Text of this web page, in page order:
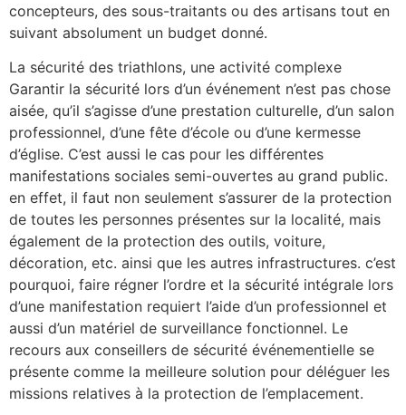
concepteurs, des sous-traitants ou des artisans tout en
suivant absolument un budget donné.
La sécurité des triathlons, une activité complexe
Garantir la sécurité lors d’un événement n’est pas chose
aisée, qu’il s’agisse d’une prestation culturelle, d’un salon
professionnel, d’une fête d’école ou d’une kermesse
d’église. C’est aussi le cas pour les différentes
manifestations sociales semi-ouvertes au grand public.
en effet, il faut non seulement s’assurer de la protection
de toutes les personnes présentes sur la localité, mais
également de la protection des outils, voiture,
décoration, etc. ainsi que les autres infrastructures. c’est
pourquoi, faire régner l’ordre et la sécurité intégrale lors
d’une manifestation requiert l’aide d’un professionnel et
aussi d’un matériel de surveillance fonctionnel. Le
recours aux conseillers de sécurité événementielle se
présente comme la meilleure solution pour déléguer les
missions relatives à la protection de l’emplacement.